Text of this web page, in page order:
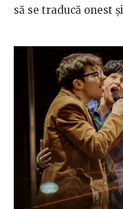
să se traducă onest